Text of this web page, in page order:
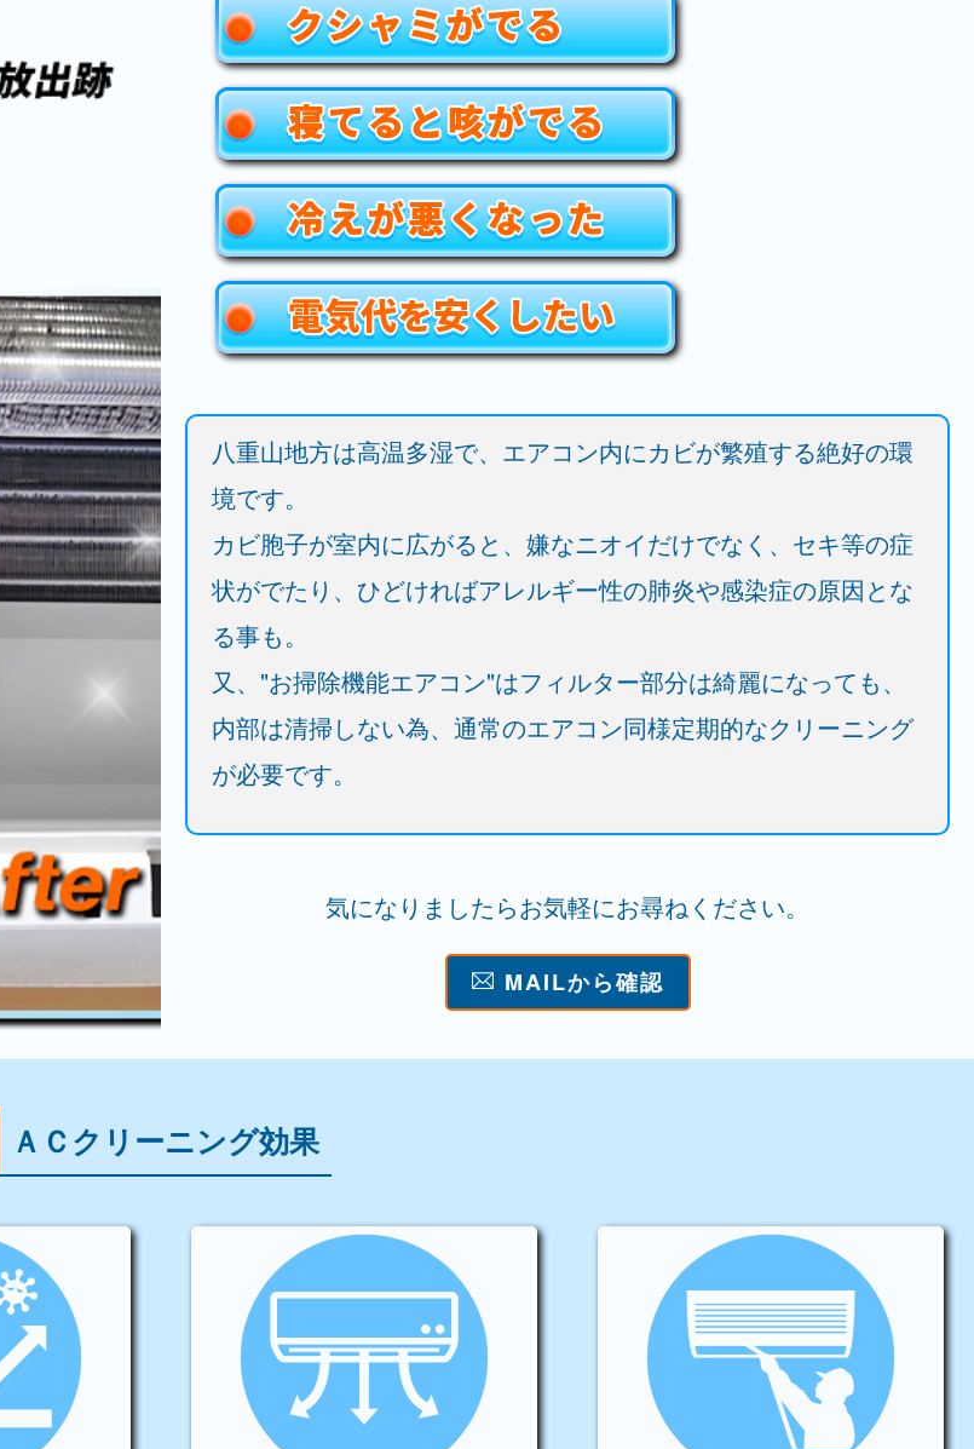
八重山地方は高温多湿で、エアコン内にカビが繁殖する絶好の環
境です。
カビ胞子が室内に広がると、嫌なニオイだけでなく、セキ等の症
状がでたり、ひどければアレルギー性の肺炎や感染症の原因とな
る事も。
又、"お掃除機能エアコン"はフィルター部分は綺麗になっても、
内部は清掃しない為、通常のエアコン同様定期的なクリーニング
が必要です。
気になりましたらお気軽にお尋ねください。
MAILから確認
ＡＣクリーニング効果